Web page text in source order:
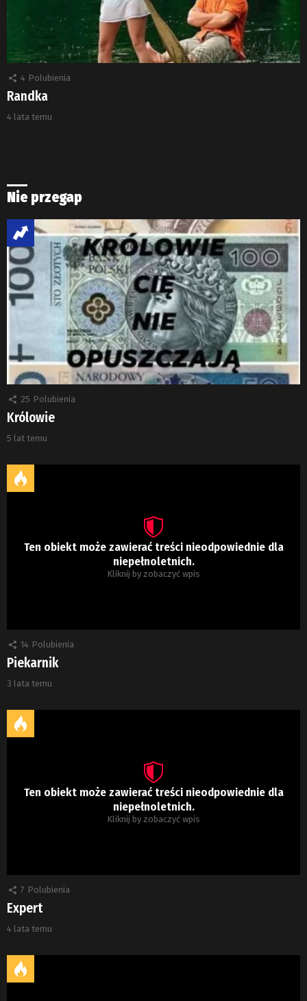
4 Polubienia
Randka
4 lata temu
Nie przegap
25 Polubienia
Królowie
5 lat temu
Ten obiekt może zawierać treści nieodpowiednie dla
niepełnoletnich.
Kliknij by zobaczyć wpis
14 Polubienia
Piekarnik
3 lata temu
Ten obiekt może zawierać treści nieodpowiednie dla
niepełnoletnich.
Kliknij by zobaczyć wpis
7 Polubienia
Expert
4 lata temu